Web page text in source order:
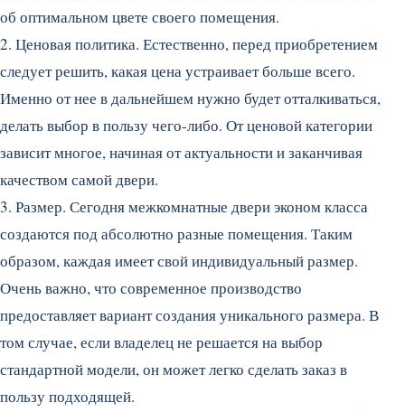
об оптимальном цвете своего помещения.
2. Ценовая политика. Естественно, перед приобретением
следует решить, какая цена устраивает больше всего.
Именно от нее в дальнейшем нужно будет отталкиваться,
делать выбор в пользу чего-либо. От ценовой категории
зависит многое, начиная от актуальности и заканчивая
качеством самой двери.
3. Размер. Сегодня межкомнатные двери эконом класса
создаются под абсолютно разные помещения. Таким
образом, каждая имеет свой индивидуальный размер.
Очень важно, что современное производство
предоставляет вариант создания уникального размера. В
том случае, если владелец не решается на выбор
стандартной модели, он может легко сделать заказ в
пользу подходящей.